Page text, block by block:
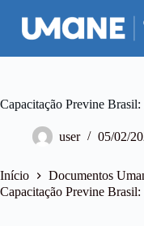
P
u
a
a
o
n
Capacitação Previne
user 05/02/
Início
Documentos
Capacitação Previne